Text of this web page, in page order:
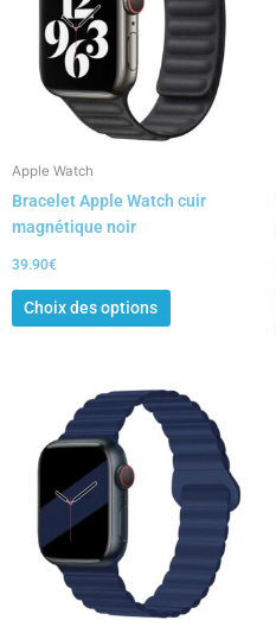
Apple Watch
Bracelet Apple Watch cuir
magnétique noir
39.90€
Choix des options
variations.
Les
options
peuvent
être
la
produit
Ce
produit
a
plusieurs
variations.
Les
options
peuvent
être